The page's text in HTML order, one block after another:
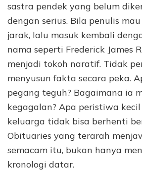
sastra pendek yang belum
dengan serius. Bila penulis
jarak, lalu masuk kembali
nama seperti Frederick James
menjadi tokoh naratif. Tidak
menyusun fakta secara peka.
pegang teguh? Bagaimana ia
kegagalan? Apa peristiwa
keluarga tidak bisa berhenti
Obituaries yang terarah
semacam itu, bukan hanya
kronologi datar.